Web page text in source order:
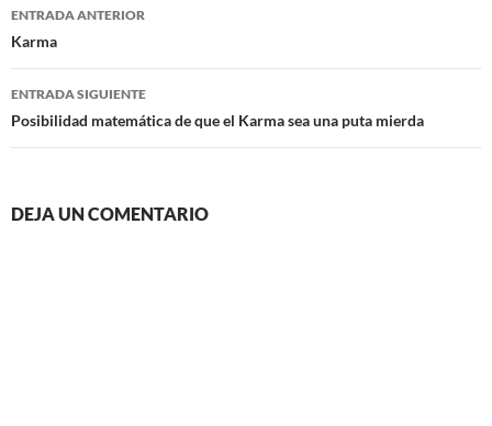
de
entradas
ENTRADA ANTERIOR
Karma
ENTRADA SIGUIENTE
Posibilidad matemática de que el Karma sea una puta mierda
DEJA UN COMENTARIO